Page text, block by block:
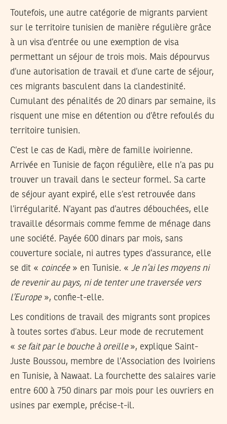
Toutefois, une autre catégorie de migrants parvient
sur le territoire tunisien de manière régulière grâce
à un visa d’entrée ou une exemption de visa
permettant un séjour de trois mois. Mais dépourvus
d’une autorisation de travail et d’une carte de séjour,
ces migrants basculent dans la clandestinité.
Cumulant des pénalités de 20 dinars par semaine, ils
risquent une mise en détention ou d’être refoulés du
territoire tunisien.
C’est le cas de Kadi, mère de famille ivoirienne.
Arrivée en Tunisie de façon régulière, elle n’a pas pu
trouver un travail dans le secteur formel. Sa carte
de séjour ayant expiré, elle s’est retrouvée dans
l’irrégularité. N’ayant pas d’autres débouchées, elle
travaille désormais comme femme de ménage dans
une société. Payée 600 dinars par mois, sans
couverture sociale, ni autres types d’assurance, elle
se dit « coincée» en Tunisie. « Je n’ai les moyens ni
de revenir au pays, ni de tenter une traversée vers
l’Europe», confie-t-elle.
Les conditions de travail des migrants sont propices
à toutes sortes d’abus. Leur mode de recrutement
« se fait par le bouche à oreille», explique Saint-
Juste Boussou, membre de l’Association des Ivoiriens
en Tunisie, à Nawaat. La fourchette des salaires varie
entre 600 à 750 dinars par mois pour les ouvriers en
usines par exemple, précise-t-il.